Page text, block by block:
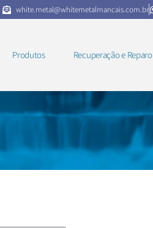
white.metal@whitemetalmancais.com.br
Produtos Recuperação e Reparo